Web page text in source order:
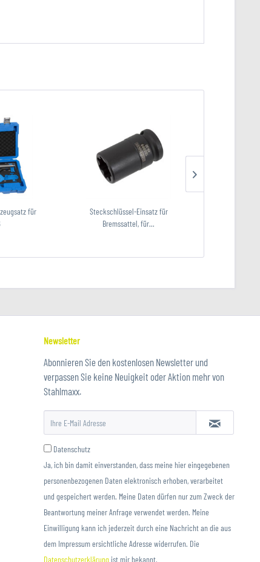
für
Steckschlüssel-Einsatz für
Bremssattel, für...
Newsletter
Abonnieren Sie den kostenlosen Newsletter und
verpassen Sie keine Neuigkeit oder Aktion mehr von
Stahlmaxx.
Datenschutz
Ja, ich bin damit einverstanden, dass meine hier eingegebenen
personenbezogenen Daten elektronisch erhoben, verarbeitet
und gespeichert werden. Meine Daten dürfen nur zum Zweck der
Beantwortung meiner Anfrage verwendet werden. Meine
Einwilligung kann ich jederzeit durch eine Nachricht an die aus
dem Impressum ersichtliche Adresse widerrufen. Die
Datenschutzerklärung ist mir bekannt.